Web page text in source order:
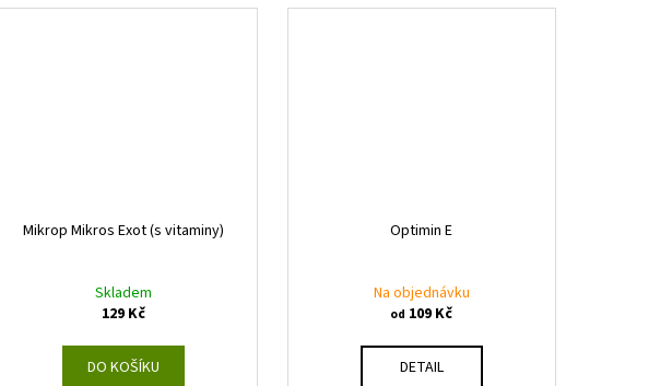
Mikrop Mikros Exot (s vitaminy)
Skladem
129 Kč
DO KOŠÍKU
Optimin E
Na objednávku
od 109 Kč
DETAIL